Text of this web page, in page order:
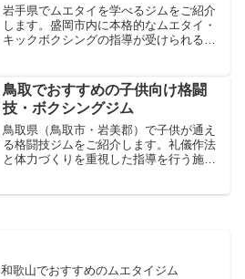
岩手県でムエタイを学べるジムをご紹介
します。盛岡市内に本格的なムエタイ・
キックボクシングの指導が受けられる施
ジム。健康維持からプロ育成まで対応項
目内容所在地／最寄...
鳥取でおすすめの子供向け格闘
技・ボクシングジム
鳥取県（鳥取市・岩美郡）で子供が通え
る格闘技ジムをご紹介します。礼儀作法
と体力づくりを重視した指導を行う施設
和歌山でおすすめのムエタイジム